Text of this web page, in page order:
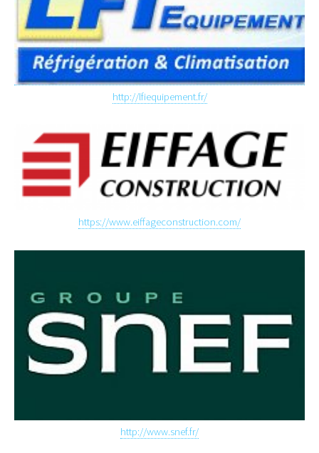
http://lfiequipement.fr/
https://www.eiffageconstruction.com/
http://www.snef.fr/